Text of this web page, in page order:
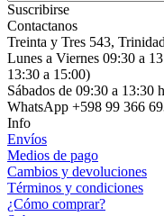
Suscribirse
Contactanos
Treinta y Tres 543,
Lunes a Viernes 09:30 a
13:30 a 15:00)
Sábados de 09:30 a 13:30
WhatsApp +598 99 366
Info
Envíos
Medios de pago
Cambios y devoluciones
Términos y condiciones
¿Cómo comprar?